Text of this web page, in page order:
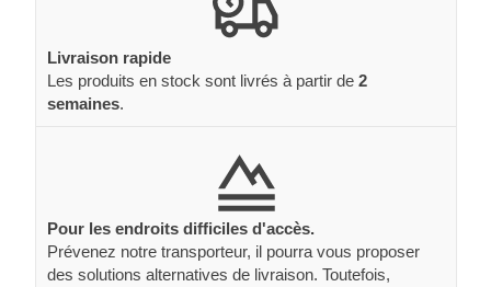
Livraison rapide
Les produits en stock sont livrés à partir de 2
semaines.
Pour les endroits difficiles d'accès.
Prévenez notre transporteur, il pourra vous proposer
des solutions alternatives de livraison. Toutefois,